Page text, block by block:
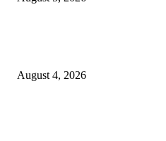
August 4, 2026